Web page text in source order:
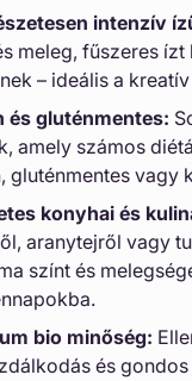
intenzív
meleg, fűszeres
– ideális a
és gluténmentes:
amely számos
gluténmentes vagy
konyhai és
aranytejről vagy
színt és
bio minőség:
és